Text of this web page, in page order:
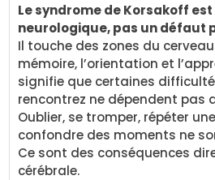
Le syndrome de Korsakoff
neurologique, pas un défaut
Il touche des zones du
mémoire, l’orientation et
signifie que certaines
rencontrez ne dépendent pas
Oublier, se tromper, répéter
confondre des moments ne
Ce sont des conséquences
cérébrale.